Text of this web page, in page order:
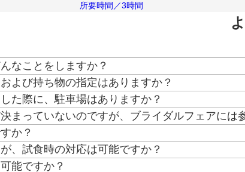
ルブルーム／エレノア／ハーディエイミス／ヴィクトリア フ
会場】1組貸切の為、ロビー、挙式会場、披露宴会場と全ての
】1件目見学で旅行券3万円（2件目以降は1万円）【2】併設
をご検討の方）【3】無料試食（2万円相当）
駐車場無料
OFF【2】衣装48万円分プレゼント※特典は人数・日程で適用
所要時間／3時間
なことをしますか？
ご試食、相談会、お見積りのご説明等、おふたりにぴったりな
よび持ち物の指定はありますか？
ださい。写真もご自由に撮影していただけます。
た際に、駐車場はありますか？
けますと、全額対応いたします。
まっていないのですが、ブライダルフェアには
人数がわかっていると、より具体的なお見積りの作成や、ご提
か？
1プレートに盛り込み、デザート付きの無料試食となっており
、試食時の対応は可能ですか？
かせください。
能ですか？